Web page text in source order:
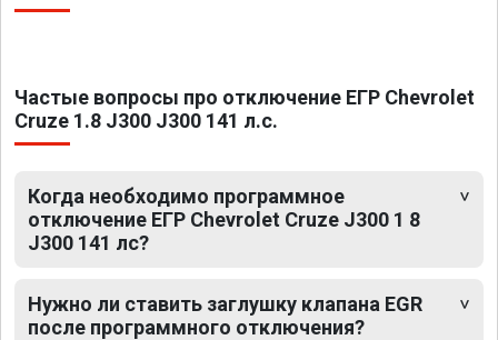
Частые вопросы про отключение ЕГР Chevrolet
Cruze 1.8 J300 J300 141 л.с.
Когда необходимо программное
отключение ЕГР Chevrolet Cruze J300 1 8
J300 141 лс?
Нужно ли ставить заглушку клапана EGR
после программного отключения?